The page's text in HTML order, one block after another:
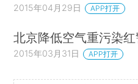
2015年04月29日 APP打开
北京降低空气重污染
2015年03月31日 APP打开